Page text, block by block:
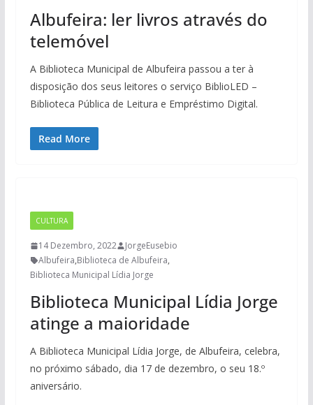
Albufeira: ler livros através do
telemóvel
A Biblioteca Municipal de Albufeira passou a ter à
disposição dos seus leitores o serviço BiblioLED –
Biblioteca Pública de Leitura e Empréstimo Digital.
Read More
CULTURA
14 Dezembro, 2022
JorgeEusebio
Albufeira,Biblioteca de Albufeira,
Biblioteca Municipal Lídia Jorge
Biblioteca Municipal Lídia Jorge
atinge a maioridade
A Biblioteca Municipal Lídia Jorge, de Albufeira, celebra,
no próximo sábado, dia 17 de dezembro, o seu 18.º
aniversário.